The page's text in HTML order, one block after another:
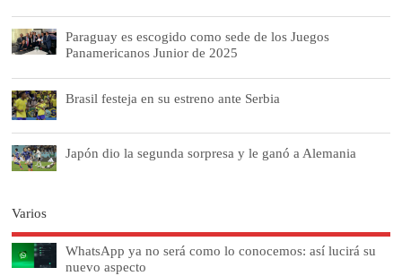
Paraguay es escogido como sede de los Juegos
Panamericanos Junior de 2025
Brasil festeja en su estreno ante Serbia
Japón dio la segunda sorpresa y le ganó a Alemania
Varios
WhatsApp ya no será como lo conocemos: así lucirá su
nuevo aspecto